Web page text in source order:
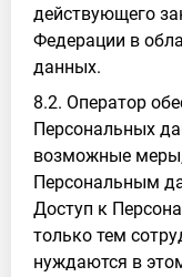
действующего
Федерации в
данных.
8.2. Оператор
Персональных
возможные
Персональным
Доступ к
только тем
нуждаются в